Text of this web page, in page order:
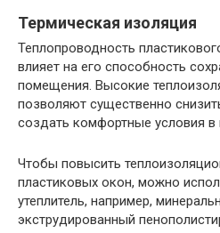
Термическая изоляция
Теплопроводность
влияет на его способность
помещения. Высокие
позволяют существенно
создать комфортные условия
Чтобы повысить
пластиковых окон, можно
утеплитель, например,
экструдированный